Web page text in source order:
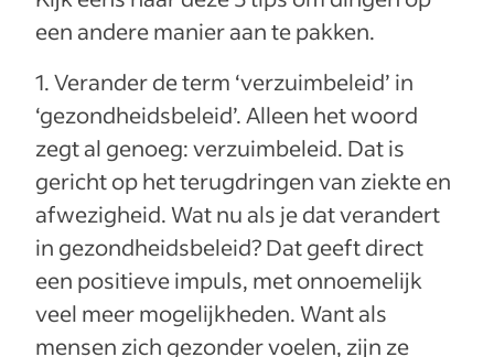
een andere manier aan te pakken.
1. Verander de term ‘verzuimbeleid’ in
‘gezondheidsbeleid’. Alleen het woord
zegt al genoeg: verzuimbeleid. Dat is
gericht op het terugdringen van ziekte en
afwezigheid. Wat nu als je dat verandert
in gezondheidsbeleid? Dat geeft direct
een positieve impuls, met onnoemelijk
veel meer mogelijkheden. Want als
mensen zich gezonder voelen, zijn ze